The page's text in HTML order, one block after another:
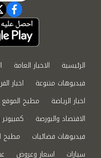
الرئيسية الاخبار العامة
فيديوهات متنوعة
اخبار
اخبار الرياضة
مطبخ الموقع
الاقتصاد والبورصة
فيديوهات فضائيات
مطبخ
سيارات
اسعار وعروض